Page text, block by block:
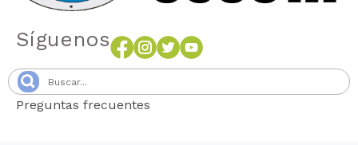
Síguenos
Preguntas frecuentes